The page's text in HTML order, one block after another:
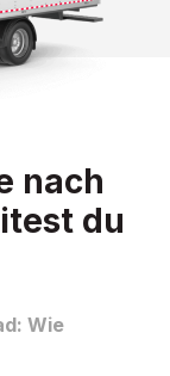
nach
du
Wie